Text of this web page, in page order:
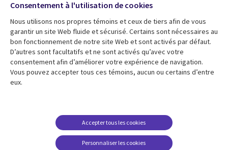
Fusions
Ressources
Library
Links
Articles
Blog
Support
Legal
Accessibilité
conditions juridiques
FAQ Carrières
Centre de gestion des
Social
Media
FRANCE
Consentement à l'utilisation de cookies
Nous utilisons nos propres témoins et ceux de tiers afin de vous
garantir un site Web fluide et sécurisé. Certains sont nécessaires au
bon fonctionnement de notre site Web et sont activés par défaut.
D’autres sont facultatifs et ne sont activés qu’avec votre
consentement afin d’améliorer votre expérience de navigation.
Vous pouvez accepter tous ces témoins, aucun ou certains d’entre
eux.
Personnaliser les cookies
Accepter tous les cookies